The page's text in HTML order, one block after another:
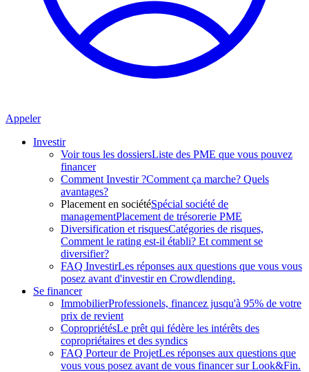
Appeler
Investir
Voir tous les dossiersListe des PME que vous pouvez
financer
Comment Investir ?Comment ça marche? Quels
avantages?
Placement en sociétéSpécial société de
managementPlacement de trésorerie PME
Diversification et risquesCatégories de risques,
Comment le rating est-il établi? Et comment se
diversifier?
FAQ InvestirLes réponses aux questions que vous vous
posez avant d'investir en Crowdlending.
Se financer
ImmobilierProfessionels, financez jusqu'à 95% de votre
prix de revient
CopropriétésLe prêt qui fédère les intérêts des
copropriétaires et des syndics
FAQ Porteur de ProjetLes réponses aux questions que
vous vous posez avant de vous financer sur Look&Fin.